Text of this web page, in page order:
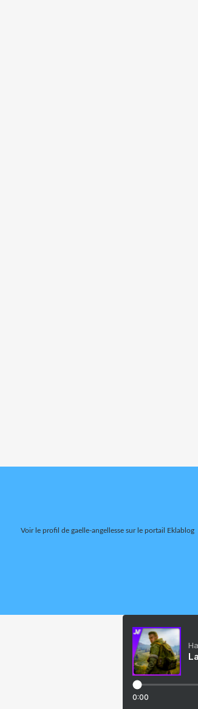
Voir le profil de gaelle-angellesse sur le portail Eklablog
0:00